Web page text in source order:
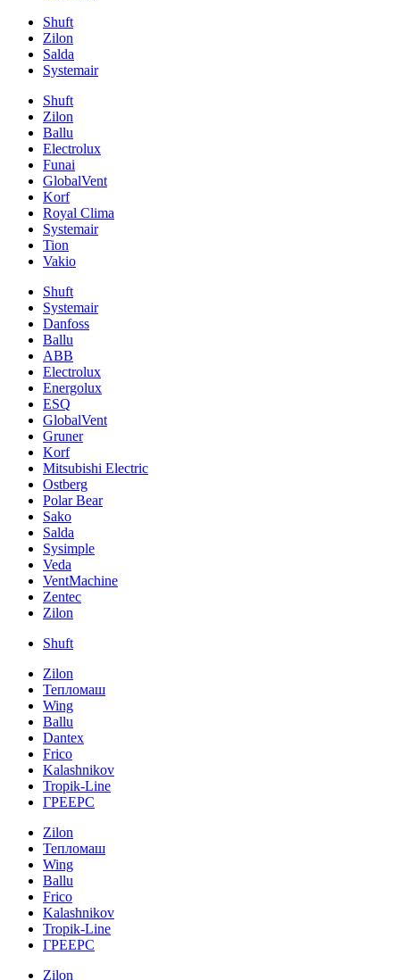
Shuft
Zilon
Salda
Systemair
Shuft
Zilon
Ballu
Electrolux
Funai
GlobalVent
Korf
Royal Clima
Systemair
Tion
Vakio
Shuft
Systemair
Danfoss
Ballu
ABB
Electrolux
Energolux
ESQ
GlobalVent
Gruner
Korf
Mitsubishi Electric
Ostberg
Polar Bear
Sako
Salda
Sysimple
Veda
VentMachine
Zentec
Zilon
Shuft
Zilon
Тепломаш
Wing
Ballu
Dantex
Frico
Kalashnikov
Tropik-Line
ГРЕЕРС
Zilon
Тепломаш
Wing
Ballu
Frico
Kalashnikov
Tropik-Line
ГРЕЕРС
Zilon